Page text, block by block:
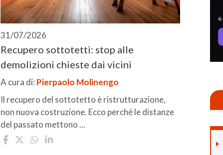
31/07/2026
Recupero sottotetti: stop alle
demolizioni chieste dai vicini
A cura di: Pierpaolo Molinengo
Il recupero del sottotetto è ristrutturazione,
non nuova costruzione. Ecco perché le distanze
del passato mettono ...